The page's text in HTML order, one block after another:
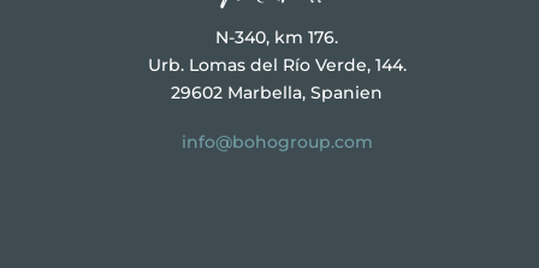
N-340, km 176.
Urb. Lomas del Río Verde, 144.
29602 Marbella, Spanien
info@bohogroup.com